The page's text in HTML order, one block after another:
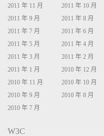
2011 年 11 月
2011 年 10 月
2011 年 9 月
2011 年 8 月
2011 年 7 月
2011 年 6 月
2011 年 5 月
2011 年 4 月
2011 年 3 月
2011 年 2 月
2011 年 1 月
2010 年 12 月
2010 年 11 月
2010 年 10 月
2010 年 9 月
2010 年 8 月
2010 年 7 月
W3C